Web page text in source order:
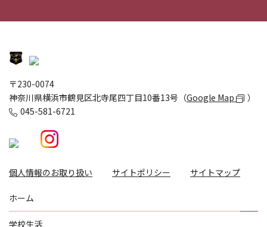
〒230-0074
神奈川県横浜市鶴見区北寺尾四丁目10番13号（Google Map
）
045-581-6721
個人情報のお取り扱い サイトポリシー サイトマップ
ホーム
学校生活